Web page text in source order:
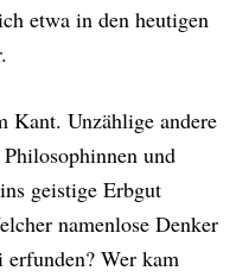
etwa in den heutigen
Kant. Unzählige andere
und
geistige Erbgut
namenlose Denker
Wer kam